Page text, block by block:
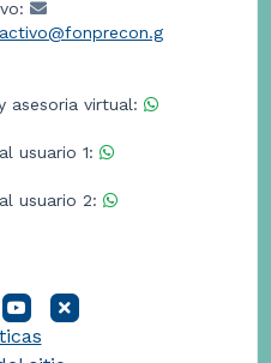
asesoria virtual:
usuario 1:
usuario 2: